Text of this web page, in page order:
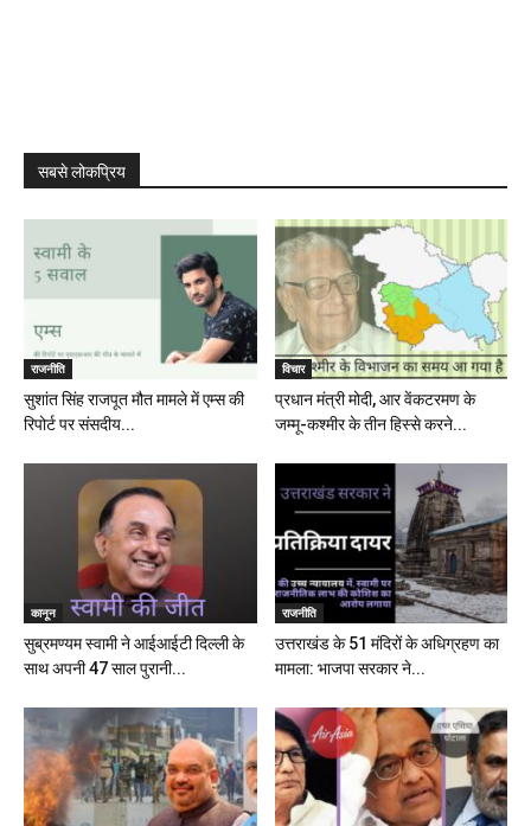
सबसे लोकप्रिय
राजनीति
सुशांत सिंह राजपूत मौत मामले में एम्स की
रिपोर्ट पर संसदीय...
विचार
प्रधान मंत्री मोदी, आर वेंकटरमण के
जम्मू-कश्मीर के तीन हिस्से करने...
कानून
सुब्रमण्यम स्वामी ने आईआईटी दिल्ली के
साथ अपनी 47 साल पुरानी...
राजनीति
उत्तराखंड के 51 मंदिरों के अधिग्रहण का
मामला: भाजपा सरकार ने...